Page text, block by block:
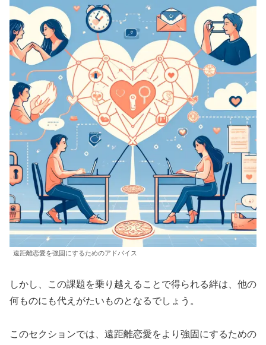
遠距離恋愛を強固にするためのアドバイス
しかし、この課題を乗り越えることで得られる絆は、他の
何ものにも代えがたいものとなるでしょう。
このセクションでは、遠距離恋愛をより強固にするための